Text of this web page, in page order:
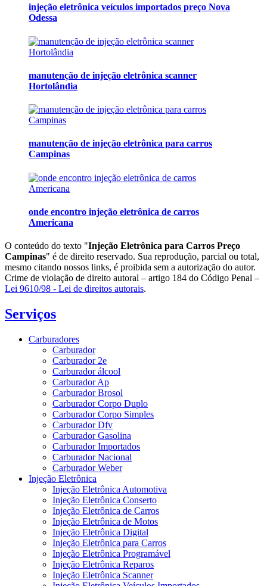
injeção eletrônica veículos importados preço Nova
Odessa
manutenção de injeção eletrônica scanner
Hortolândia
manutenção de injeção eletrônica para carros
Campinas
onde encontro injeção eletrônica de carros
Americana
O conteúdo do texto "Injeção Eletrônica para Carros Preço
Campinas" é de direito reservado. Sua reprodução, parcial ou total,
mesmo citando nossos links, é proibida sem a autorização do autor.
Crime de violação de direito autoral – artigo 184 do Código Penal –
Lei 9610/98 - Lei de direitos autorais.
Serviços
Carburadores
Carburador
Carburador 2e
Carburador álcool
Carburador Ap
Carburador Brosol
Carburador Corpo Duplo
Carburador Corpo Simples
Carburador Dfv
Carburador Gasolina
Carburador Importados
Carburador Nacional
Carburador Weber
Injeção Eletrônica
Injeção Eletrônica Automotiva
Injeção Eletrônica Conserto
Injeção Eletrônica de Carros
Injeção Eletrônica de Motos
Injeção Eletrônica Digital
Injeção Eletrônica para Carros
Injeção Eletrônica Programável
Injeção Eletrônica Reparos
Injeção Eletrônica Scanner